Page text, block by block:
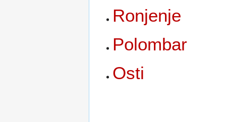
Ronjenje
Polombar
Osti